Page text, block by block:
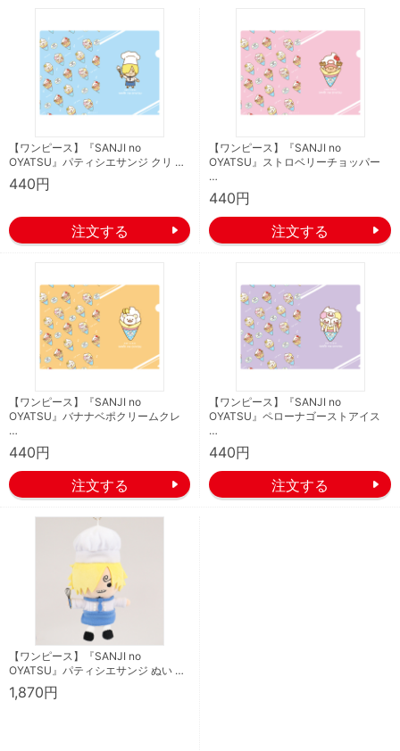
【ワンピース】『SANJI no
OYATSU』パティシエサンジ クリ …
440円
【ワンピース】『SANJI no
OYATSU』ストロベリーチョッパー
…
440円
【ワンピース】『SANJI no
OYATSU』バナナベポクリームクレ
…
440円
【ワンピース】『SANJI no
OYATSU』ペローナゴーストアイス
…
440円
【ワンピース】『SANJI no
OYATSU』パティシエサンジ ぬい …
1,870円